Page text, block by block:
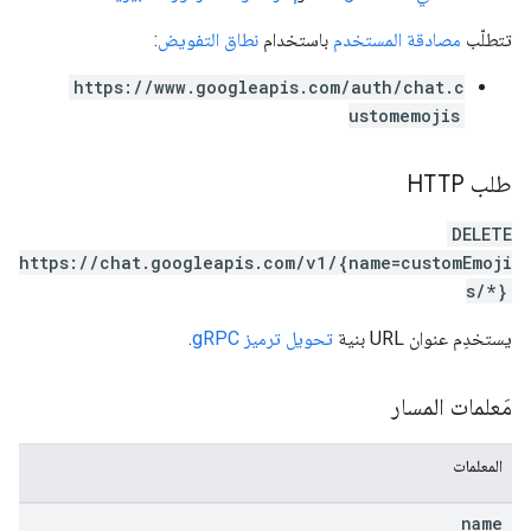
تتطلّب مصادقة المستخدم باستخدام نطاق التفويض:
https://www.googleapis.com/auth/chat.c
ustomemojis
طلب HTTP
DELETE
https://chat.googleapis.com/v1/{name=customEmoji
s/*}
يستخدِم عنوان URL بنية تحويل ترميز gRPC .
مَعلمات المسار
المعلمات
name